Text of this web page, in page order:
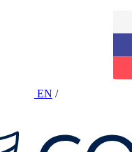
EN /